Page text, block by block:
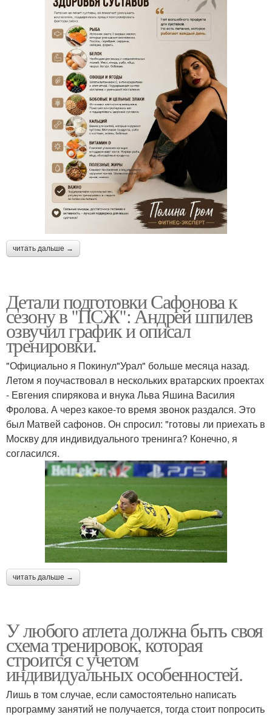
читать дальше →
Детали подготовки Сафонова к
сезону в "ПСЖ": Андрей шпилев
озвучил график и описал
тренировки.
"Официально я Покинул"Урал" больше месяца назад.
Летом я поучаствовал в нескольких вратарских проектах
- Евгения спирякова и внука Льва Яшина Василия
Фролова. А через какое-то время звонок раздался. Это
был Матвей сафонов. Он спросил: "готовы ли приехать в
Москву для индивидуального тренинга? Конечно, я
согласился.
читать дальше →
У любого атлета должна быть своя
схема тренировок, которая
строится с учетом
индивидуальных особенностей.
Лишь в том случае, если самостоятельно написать
программу занятий не получается, тогда стоит попросить